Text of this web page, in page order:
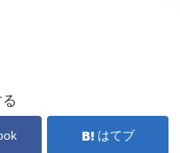
はてブ